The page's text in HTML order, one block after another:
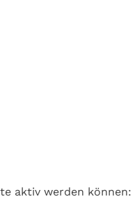
aktiv werden können: